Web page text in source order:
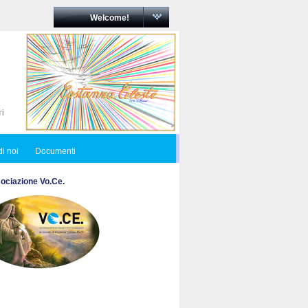
Welcome!
noi Documenti
Vo.Ce.